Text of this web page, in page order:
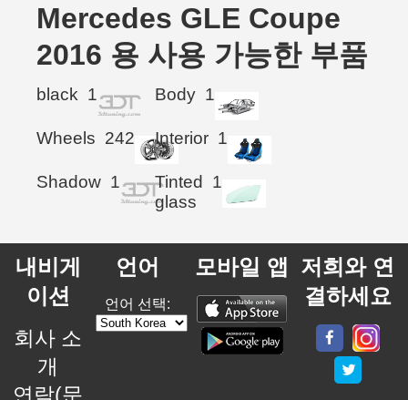
Mercedes GLE Coupe
2016 용 사용 가능한 부품
black 1 Body 1
Wheels 242 Interior 1
Shadow 1
Tinted
glass
1
내비게
이션
회사 소
개
연락(문
언어
언어 선택:
모바일 앱 저희와 연
결하세요